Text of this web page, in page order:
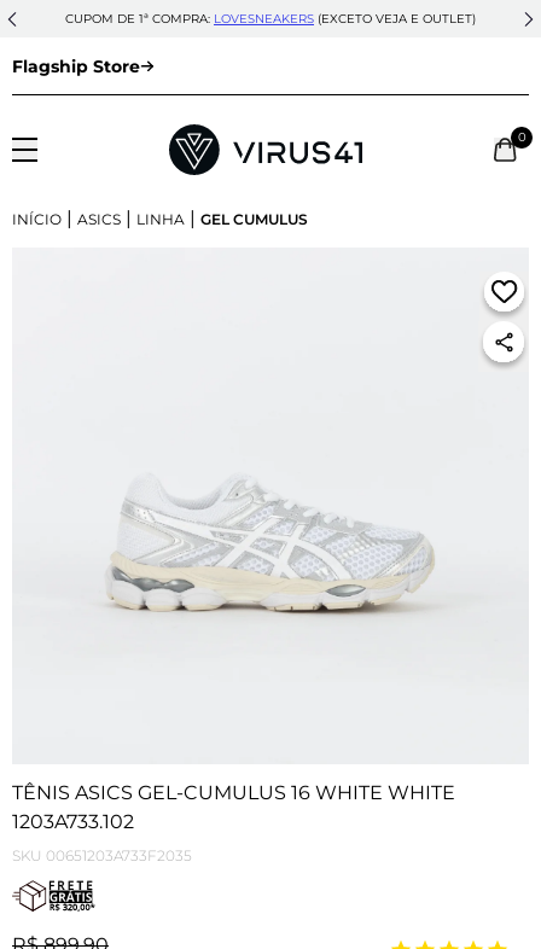
CUPOM DE 1ª COMPRA: LOVESNEAKERS (EXCETO VEJA E OUTLET)
Flagship Store
0
INÍCIO | ASICS | LINHA | GEL CUMULUS
TÊNIS ASICS GEL-CUMULUS 16 WHITE WHITE
1203A733.102
SKU 00651203A733F2035